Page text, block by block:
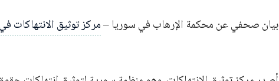
بيان صحفي عن محكمة الإرهاب في سوريا –مركز توثيق الانتهاكات